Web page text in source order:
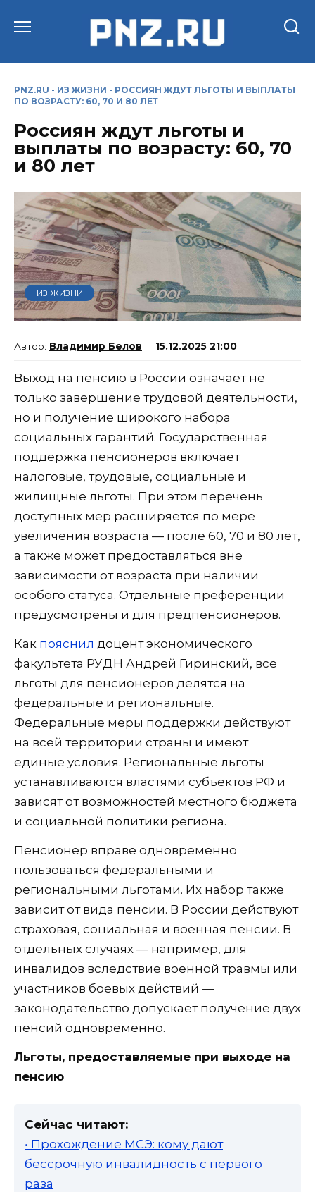
PNZ.RU - ИЗ ЖИЗНИ - РОССИЯН ЖДУТ ЛЬГОТЫ И ВЫПЛАТЫ
ПО ВОЗРАСТУ: 60, 70 И 80 ЛЕТ
Россиян ждут льготы и
выплаты по возрасту: 60, 70
и 80 лет
ИЗ ЖИЗНИ
Владимир Белов 15.12.2025 21:00
Выход на пенсию в России означает не
только завершение трудовой деятельности,
но и получение широкого набора
социальных гарантий. Государственная
поддержка пенсионеров включает
налоговые, трудовые, социальные и
жилищные льготы. При этом перечень
доступных мер расширяется по мере
увеличения возраста — после 60, 70 и 80 лет,
а также может предоставляться вне
зависимости от возраста при наличии
особого статуса. Отдельные преференции
предусмотрены и для предпенсионеров.
Как пояснил доцент экономического
факультета РУДН Андрей Гиринский, все
льготы для пенсионеров делятся на
федеральные и региональные.
Федеральные меры поддержки действуют
на всей территории страны и имеют
единые условия. Региональные льготы
устанавливаются властями субъектов РФ и
зависят от возможностей местного бюджета
и социальной политики региона.
Пенсионер вправе одновременно
пользоваться федеральными и
региональными льготами. Их набор также
зависит от вида пенсии. В России действуют
страховая, социальная и военная пенсии. В
отдельных случаях — например, для
инвалидов вследствие военной травмы или
участников боевых действий —
законодательство допускает получение двух
пенсий одновременно.
Льготы, предоставляемые при выходе на
пенсию
Сейчас читают:
• Прохождение МСЭ: кому дают
бессрочную инвалидность с первого
раза